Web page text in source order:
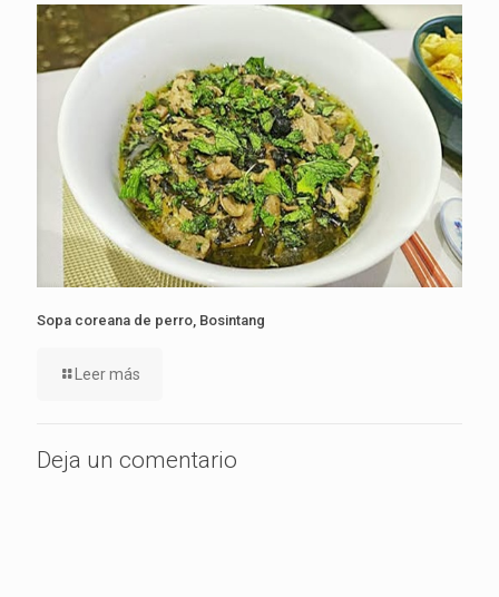
Sopa coreana de perro, Bosintang
Leer más
Deja un comentario